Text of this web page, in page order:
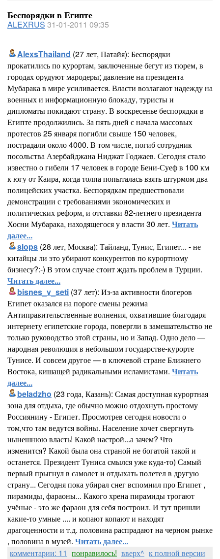
Беспорядки в Египте
ALEXRUS 31-01-2011 09:35
AlexsThailand (27 лет, Патайя): Беспорядки
прокатились по курортам, заключенные бегут из тюрем, в
городах орудуют мародеры; давление на президента
Мубарака в мире усиливается. Власти возлагают надежду на
военных и информационную блокаду, туристы и
дипломаты покидают страну. В воскресенье беспорядки в
Египте продолжились. За пять дней с начала массовых
протестов 25 января погибли свыше 150 человек,
пострадали около 4000. В том числе, погиб сотрудник
посольства Азербайджана Ниджат Годжаев. Сегодня стало
известно о гибели 17 человек в городе Бени-Суеф в 100 км
к югу от Каира, когда толпа попыталась взять штурмом два
полицейских участка. Беспорядкам предшествовали
демонстрации с требованиями экономических и
политических реформ, и отставки 82-летнего президента
Хосни Мубарака, находящегося у власти 30 лет. Читать
далее...
slops (28 лет, Москва): Тайланд, Тунис, Египет... - не
китайцы ли это убирают конкурентов по курортному
бизнесу?:-) В этом случае стоит ждать проблем в Турции.
Читать далее...
bisnes_v_seti (37 лет): Из-за активности блогеров
Египет оказался на пороге смены режима
Антиправительственные волнения, охватившие благодаря
интернету египетские города, повергли в замешательство не
только руководство этой страны, но и Запад. Одно дело —
народная революция в небольшом государстве-курорте
Тунисе. И совсем другое — в ключевой стране Ближнего
Востока, кишащей радикальными исламистами. Читать
далее...
beladzho (23 года, Казань): Самая доступная курортная
зона для отдыха, где обычно можно отдохнуть простому
Россиянину - Египет. Просмотрев сегодня новости о
том,что там ведутся войны. Население хочет свергнуть
нынешнюю власть! Какой настрой...а зачем? Что
изменится? Какой была она страной не богатой такой и
останется. Президент Туниса смылся уже куда-то) Самый
первый прыгнул в самолет и отдыхать полетел в другую
страну... Сегодня пока убирал снег вспомнил про Египет ,
пирамиды, фараоны... Какого хрена пирамиды трогают
учёные - это же фараон для себя построил. И тут пришли
какие-то умные .... и копают копают и находят
драгоценности и т.д. половина распрадают на черном рынке
, половина в музей. Читать далее...
комментарии: 11 понравилось! вверх^ к полной версии